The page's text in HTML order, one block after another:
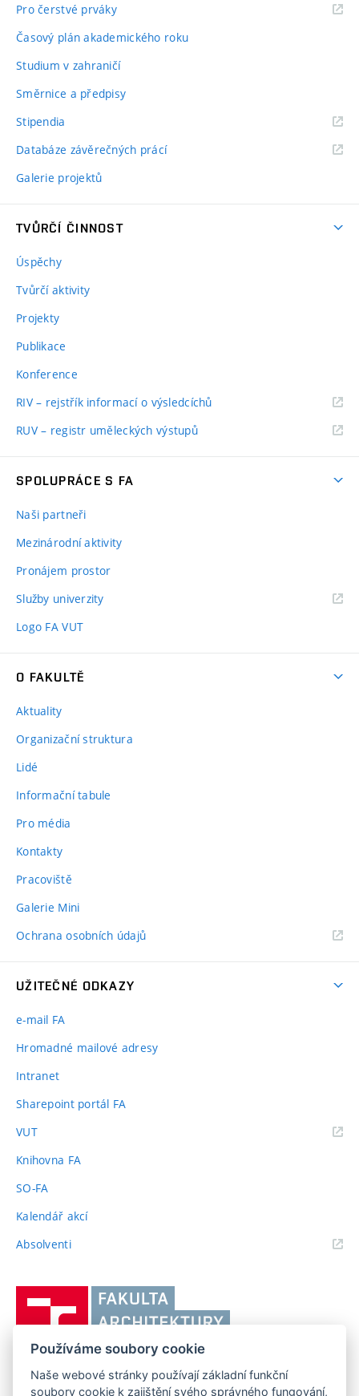
Pro čerstvé prváky
Časový plán akademického roku
Studium v zahraničí
Směrnice a předpisy
Stipendia
Databáze závěrečných prácí
Galerie projektů
TVŮRČÍ ČINNOST
Úspěchy
Tvůrčí aktivity
Projekty
Publikace
Konference
RIV – rejstřík informací o výsledcíchů
RUV – registr uměleckých výstupů
SPOLUPRÁCE S FA
Naši partneři
Mezinárodní aktivity
Pronájem prostor
Služby univerzity
Logo FA VUT
O FAKULTĚ
Aktuality
Organizační struktura
Lidé
Informační tabule
Pro média
Kontakty
Pracoviště
Galerie Mini
Ochrana osobních údajů
UŽITEČNÉ ODKAZY
e-mail FA
Hromadné mailové adresy
Intranet
Sharepoint portál FA
VUT(externí
Knihovna FA
SO-FA
Kalendář akcí
Absolventi(externí
učení
Brně,
FAKULTA ARCHITEKTURY VUT V BRNĚ
Používáme soubory cookie
Naše webové stránky používají základní funkční
soubory cookie k zajištění svého správného fungování,